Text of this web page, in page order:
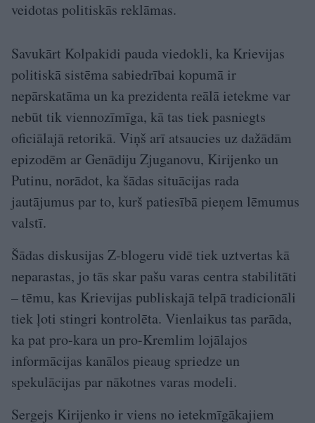
veidotas politiskās reklāmas.
Savukārt Kolpakidi pauda viedokli, ka Krievijas
politiskā sistēma sabiedrībai kopumā ir
nepārskatāma un ka prezidenta reālā ietekme var
nebūt tik viennozīmīga, kā tas tiek pasniegts
oficiālajā retorikā. Viņš arī atsaucies uz dažādām
epizodēm ar Genādiju Zjuganovu, Kirijenko un
Putinu, norādot, ka šādas situācijas rada
jautājumus par to, kurš patiesībā pieņem lēmumus
valstī.
Šādas diskusijas Z-blogeru vidē tiek uztvertas kā
neparastas, jo tās skar pašu varas centra stabilitāti
– tēmu, kas Krievijas publiskajā telpā tradicionāli
tiek ļoti stingri kontrolēta. Vienlaikus tas parāda,
ka pat pro-kara un pro-Kremlim lojālajos
informācijas kanālos pieaug spriedze un
spekulācijas par nākotnes varas modeli.
Sergejs Kirijenko ir viens no ietekmīgākajiem